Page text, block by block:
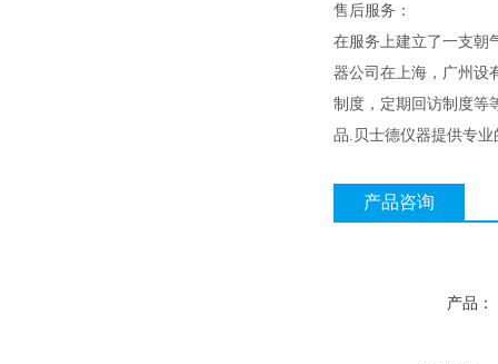
售后服务：
在服务上建立了一支朝
器公司在上海，广州设
制度，定期回访制度等
品.贝士德仪器提供专
产品咨询
产品：